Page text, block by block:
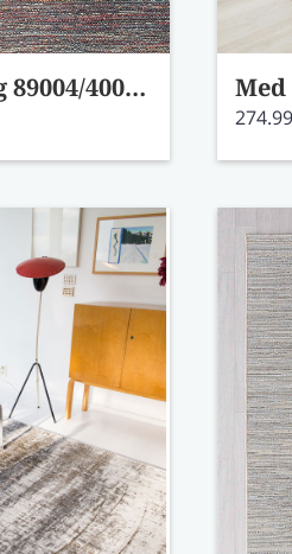
Port szőnyeg 89004/4002-99 81x150